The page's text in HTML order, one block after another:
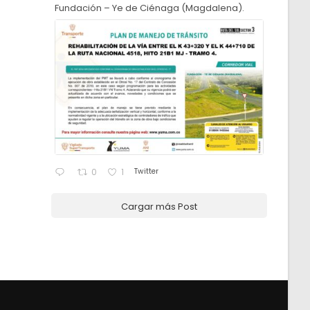
Fundación – Ye de Ciénaga (Magdalena).
0 1 Twitter
Cargar más Post